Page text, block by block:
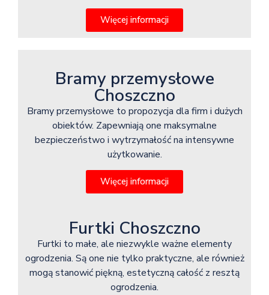
Więcej informacji
Bramy przemysłowe
Choszczno
Bramy przemysłowe to propozycja dla firm i dużych
obiektów. Zapewniają one maksymalne
bezpieczeństwo i wytrzymałość na intensywne
użytkowanie.
Więcej informacji
Furtki Choszczno
Furtki to małe, ale niezwykle ważne elementy
ogrodzenia. Są one nie tylko praktyczne, ale również
mogą stanowić piękną, estetyczną całość z resztą
ogrodzenia.